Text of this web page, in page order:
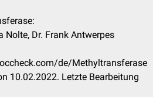
Nolte, Dr. Frank Antwerpes
de/Methyltransferase
10.02.2022. Letzte Bearbeitung